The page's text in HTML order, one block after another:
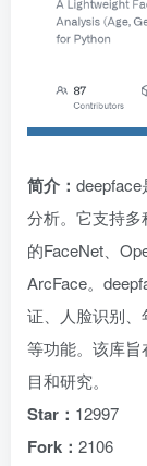
简介：
分析。它支持多
的FaceNet、
ArcFace。
证、人脸识别
等功能。该库
目和研究。
Star： 12997
Fork： 2106